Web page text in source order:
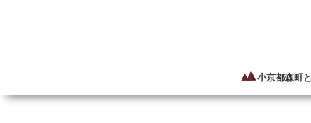
小京都森町